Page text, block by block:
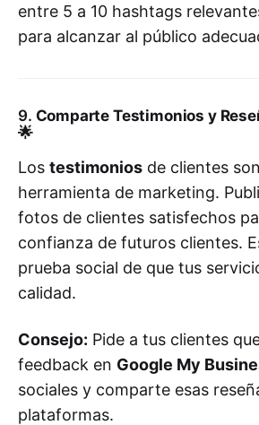
entre 5 a 10 hashtags
para alcanzar al público
9. Comparte Testimonios y
🌟
Los testimonios de clientes
herramienta de marketing.
fotos de clientes satisfechos
confianza de futuros clientes.
prueba social de que tus
calidad.
Consejo: Pide a tus clientes
feedback en Google My
sociales y comparte esas
plataformas.